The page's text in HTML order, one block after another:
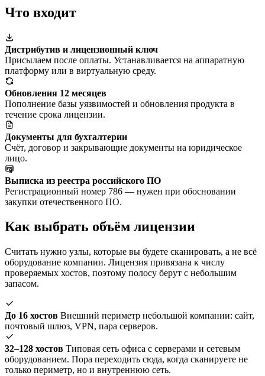
Что входит
Дистрибутив и лицензионный ключ
Присылаем после оплаты. Устанавливается на аппаратную
платформу или в виртуальную среду.
Обновления 12 месяцев
Пополнение базы уязвимостей и обновления продукта в
течение срока лицензии.
Документы для бухгалтерии
Счёт, договор и закрывающие документы на юридическое
лицо.
Выписка из реестра российского ПО
Регистрационный номер 786 — нужен при обосновании
закупки отечественного ПО.
Как выбрать объём лицензии
Считать нужно узлы, которые вы будете сканировать, а не всё
оборудование компании. Лицензия привязана к числу
проверяемых хостов, поэтому полосу берут с небольшим
запасом.
До 16 хостов Внешний периметр небольшой компании: сайт,
почтовый шлюз, VPN, пара серверов.
32–128 хостов Типовая сеть офиса с серверами и сетевым
оборудованием. Пора переходить сюда, когда сканируете не
только периметр, но и внутреннюю сеть.